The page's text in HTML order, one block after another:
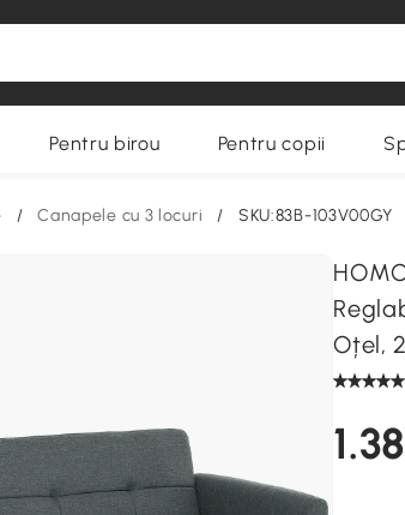
Pentru birou Pentru copii
/ Canapele cu 3 locuri / SKU:83B-103V00GY
Oțel,